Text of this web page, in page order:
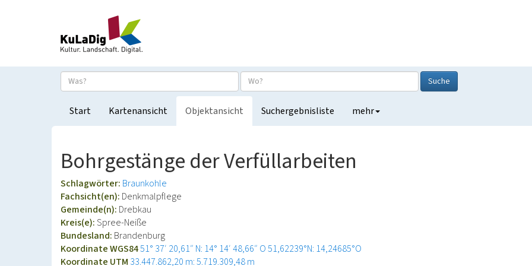
Suche
Start Kartenansicht Objektansicht Suchergebnisliste mehr
Bohrgestänge der Verfüllarbeiten
Schlagwörter: Braunkohle
Fachsicht(en): Denkmalpflege
Gemeinde(n): Drebkau
Kreis(e):Spree-Neiße
Bundesland: Brandenburg
Koordinate WGS8451° 37′ 20,61″ N: 14° 14′ 48,66″ O51,62239°N: 14,24685°O
Koordinate UTM 33.447.862,20 m: 5.719.309,48 m